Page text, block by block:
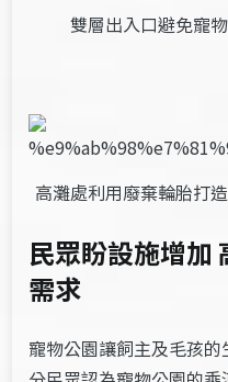
雙層出入口避免寵
高灘處利用廢棄輪胎打
民眾盼設施增加
需求
寵物公園讓飼主及毛孩